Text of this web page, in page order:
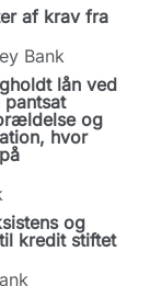
af krav fra
Bank
lån ved
og
hvor
og
kredit stiftet